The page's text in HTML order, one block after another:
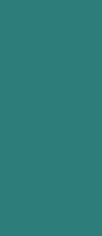
recrutadores
Além disso, a
profissional,
maneiras
credenciais e a
currículo dessa
do ATS, mas
em revisores
de experiência
Pontuação
Verifique